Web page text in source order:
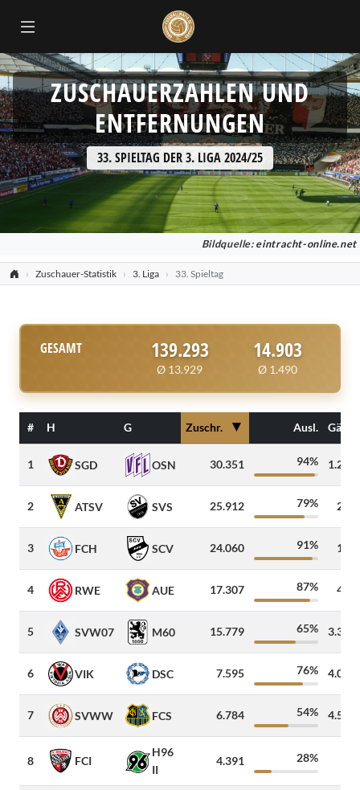
ZUSCHAUERZAHLEN UND
ENTFERNUNGEN
33. SPIELTAG DER 3. LIGA 2024/25
Bildquelle: eintracht-online.net
Zuschauer-Statistik 3. Liga 33. Spieltag
GESAMT 139.293
Ø 13.929
14.903
Ø 1.490
# H G Zuschr. ▼ Ausl. Gäste
1 SGD OSN 30.351 94% 1.235
2 ATSV SVS 25.912 79% 220
3 FCH SCV 24.060 91% 100
4 RWE AUE 17.307 87% 400
5 SVW07 M60 15.779 65% 3.300
6 VIK DSC 7.595 76% 4.000
7 SVWW FCS 6.784 54% 4.500
8 FCI
H96
II
4.391 28%